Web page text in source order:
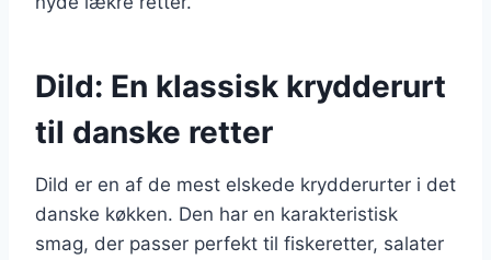
Dild: En klassisk krydderurt
til danske retter
Dild er en af de mest elskede krydderurter i det
danske køkken. Den har en karakteristisk
smag, der passer perfekt til fiskeretter, salater